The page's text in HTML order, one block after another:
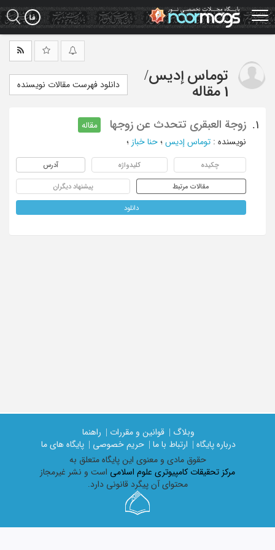
Skip
to
main
توماس إدیس/
1 مقاله
دانلود فهرست مقالات نویسنده
1. زوجة العبقری تتحدث عن زوجها
مقاله
نویسنده : توماس إدیس ؛ حنا خباز ؛
چکیده کلیدواژه آدرس
مقالات مرتبط پیشنهاد دیگران
دانلود
وبلاگ | قوانین و مقررات |
راهنما
درباره پایگاه |
ارتباط با ما | حریم خصوصی |
پایگاه های ما
حقوق مادی و معنوی اين پايگاه متعلق به
مرکز تحقیقات کامپیوتری علوم اسلامی است و نشر غیرمجاز
محتوای آن پیگرد قانونی دارد.